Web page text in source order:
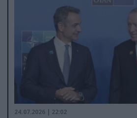
24.07.2026 | 22:02